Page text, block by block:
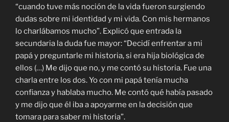
“cuando tuve más noción de la vida fueron surgiendo
dudas sobre mi identidad y mi vida. Con mis hermanos
lo charlábamos mucho”. Explicó que entrada la
secundaria la duda fue mayor: “Decidí enfrentar a mi
papá y preguntarle mi historia, si era hija biológica de
ellos (…) Me dijo que no, y me contó su historia. Fue una
charla entre los dos. Yo con mi papá tenía mucha
confianza y hablaba mucho. Me contó qué había pasado
y me dijo que él iba a apoyarme en la decisión que
tomara para saber mi historia”.